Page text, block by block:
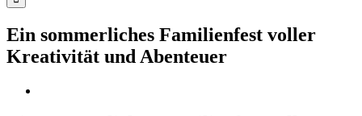
Ein sommerliches Familienfest voller
Kreativität und Abenteuer